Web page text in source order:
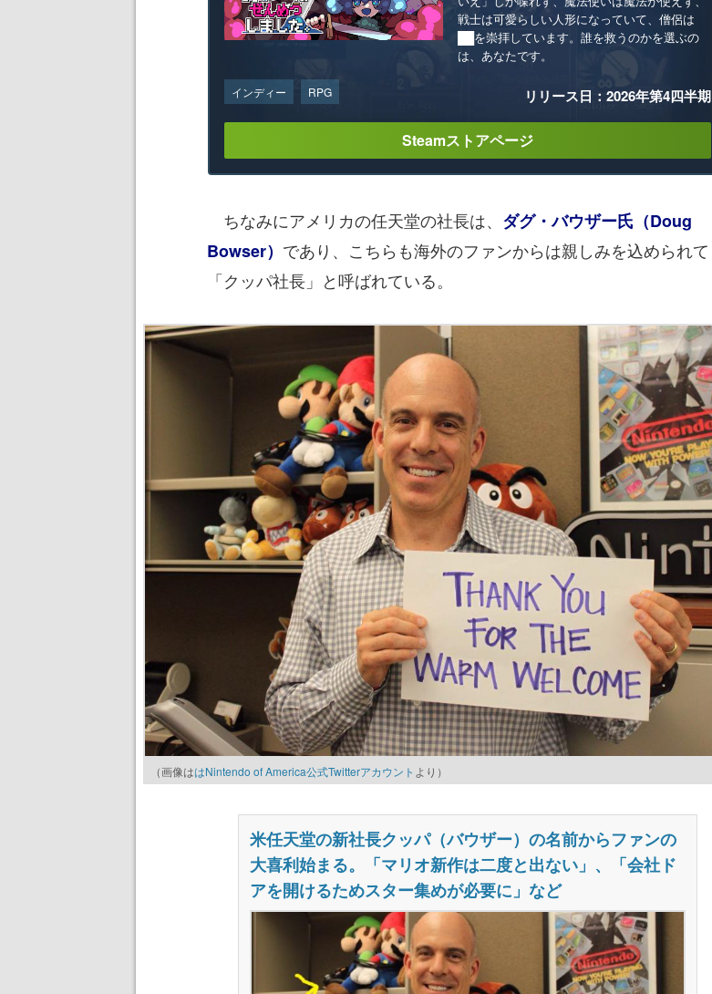
戦士は可愛らしい人形になっていて、僧侶は
██を崇拝しています。誰を救うのかを選ぶの
は、あなたです。
インディー RPG リリース日：2026年第4四半期
Steamストアページ
ちなみにアメリカの任天堂の社長は、 ダグ・バウザー氏（Doug
Bowser） であり、こちらも海外のファンからは親しみを込められて
「クッパ社長」と呼ばれている。
（画像ははNintendo of America公式Twitterアカウント より）